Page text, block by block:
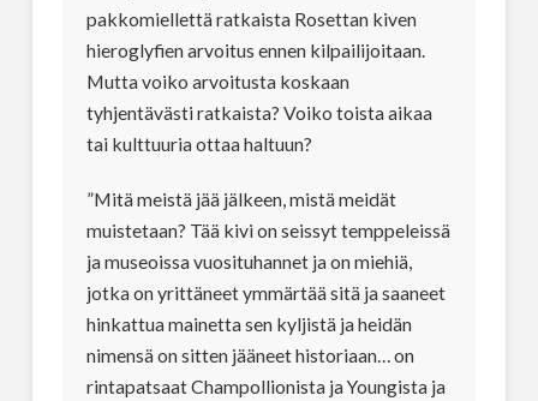
pakkomiellettä ratkaista Rosettan kiven
hieroglyfien arvoitus ennen kilpailijoitaan.
Mutta voiko arvoitusta koskaan
tyhjentävästi ratkaista? Voiko toista aikaa
tai kulttuuria ottaa haltuun?
”Mitä meistä jää jälkeen, mistä meidät
muistetaan? Tää kivi on seissyt temppeleissä
ja museoissa vuosituhannet ja on miehiä,
jotka on yrittäneet ymmärtää sitä ja saaneet
hinkattua mainetta sen kyljistä ja heidän
nimensä on sitten jääneet historiaan… on
rintapatsaat Champollionista ja Youngista ja